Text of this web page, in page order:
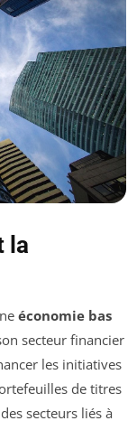
la
économie bas
secteur financier
les initiatives
de titres
secteurs liés à